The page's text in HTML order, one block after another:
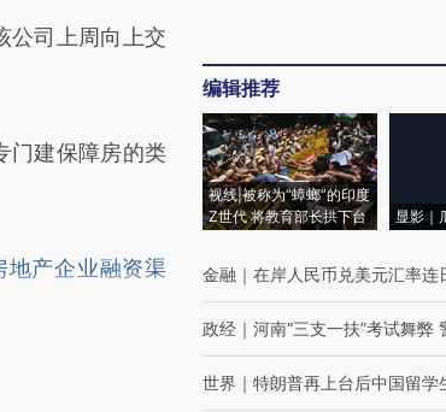
司上周向上交
建保障房的类
地产企业融资渠
编辑推荐
视线|被称为“蟑螂”的印度
Z世代 将教育部长拱下台
显影｜
金融 ｜ 在岸人民币兑美元汇率连
政经 ｜ 河南“三支一扶”考试舞弊
世界 ｜ 特朗普再上台后中国留学